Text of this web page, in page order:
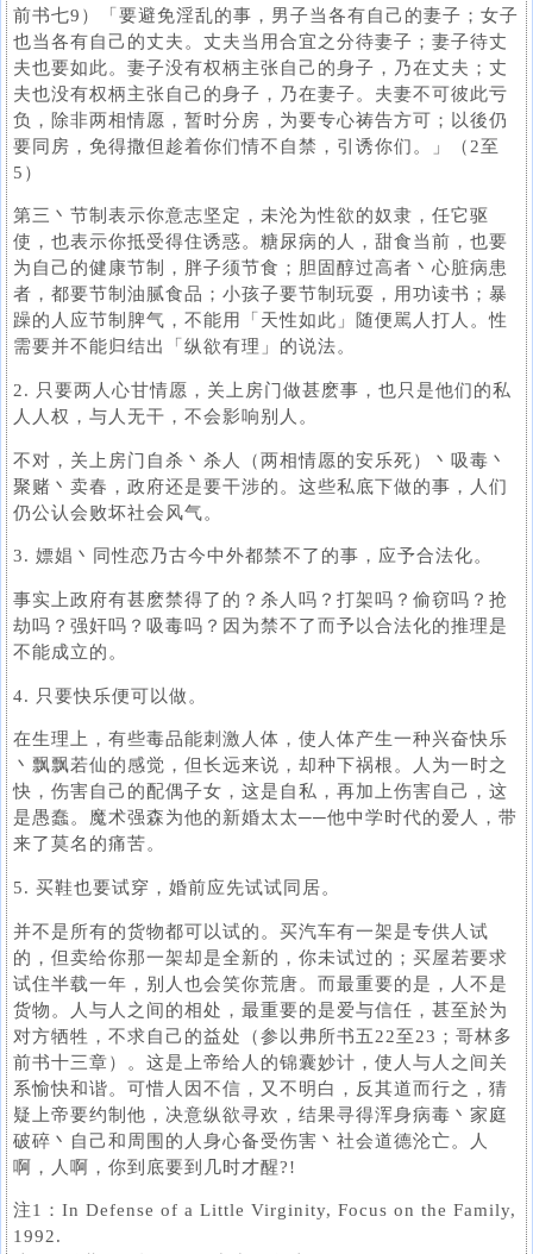
前书七9）「要避免淫乱的事，男子当各有自己的妻子；女子
也当各有自己的丈夫。丈夫当用合宜之分待妻子；妻子待丈
夫也要如此。妻子没有权柄主张自己的身子，乃在丈夫；丈
夫也没有权柄主张自己的身子，乃在妻子。夫妻不可彼此亏
负，除非两相情愿，暂时分房，为要专心祷告方可；以後仍
要同房，免得撒但趁着你们情不自禁，引诱你们。」（2至
5）
第三丶节制表示你意志坚定，未沦为性欲的奴隶，任它驱
使，也表示你抵受得住诱惑。糖尿病的人，甜食当前，也要
为自己的健康节制，胖子须节食；胆固醇过高者丶心脏病患
者，都要节制油腻食品；小孩子要节制玩耍，用功读书；暴
躁的人应节制脾气，不能用「天性如此」随便駡人打人。性
需要并不能归结出「纵欲有理」的说法。
2. 只要两人心甘情愿，关上房门做甚麽事，也只是他们的私
人人权，与人无干，不会影响别人。
不对，关上房门自杀丶杀人（两相情愿的安乐死）丶吸毒丶
聚赌丶卖春，政府还是要干涉的。这些私底下做的事，人们
仍公认会败坏社会风气。
3. 嫖娼丶同性恋乃古今中外都禁不了的事，应予合法化。
事实上政府有甚麽禁得了的？杀人吗？打架吗？偷窃吗？抢
劫吗？强奸吗？吸毒吗？因为禁不了而予以合法化的推理是
不能成立的。
4. 只要快乐便可以做。
在生理上，有些毒品能刺激人体，使人体产生一种兴奋快乐
丶飘飘若仙的感觉，但长远来说，却种下祸根。人为一时之
快，伤害自己的配偶子女，这是自私，再加上伤害自己，这
是愚蠢。魔术强森为他的新婚太太──他中学时代的爱人，带
来了莫名的痛苦。
5. 买鞋也要试穿，婚前应先试试同居。
并不是所有的货物都可以试的。买汽车有一架是专供人试
的，但卖给你那一架却是全新的，你未试过的；买屋若要求
试住半载一年，别人也会笑你荒唐。而最重要的是，人不是
货物。人与人之间的相处，最重要的是爱与信任，甚至於为
对方牺牲，不求自己的益处（参以弗所书五22至23；哥林多
前书十三章）。这是上帝给人的锦囊妙计，使人与人之间关
系愉快和谐。可惜人因不信，又不明白，反其道而行之，猜
疑上帝要约制他，决意纵欲寻欢，结果寻得浑身病毒丶家庭
破碎丶自己和周围的人身心备受伤害丶社会道德沦亡。人
啊，人啊，你到底要到几时才醒?!
注1：In Defense of a Little Virginity, Focus on the Family,
1992.